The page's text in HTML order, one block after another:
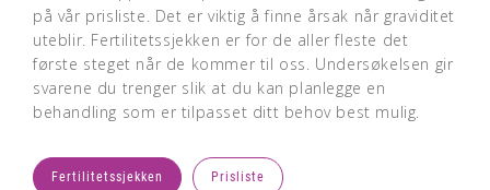
på vår prisliste. Det er viktig å finne årsak når graviditet
uteblir. Fertilitetssjekken er for de aller fleste det
første steget når de kommer til oss. Undersøkelsen gir
svarene du trenger slik at du kan planlegge en
behandling som er tilpasset ditt behov best mulig.
Fertilitetssjekken Prisliste